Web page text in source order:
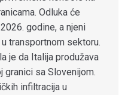
Odluka će
godine, a njeni
transportnom sektoru.
je da Italija produžava
granici sa Slovenijom.
infiltracija u